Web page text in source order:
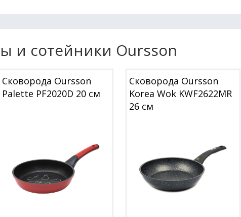
и сотейники Oursson
Сковорода Oursson
Palette PF2020D 20 см
Сковорода Oursson
Korea Wok KWF2622MR
26 см